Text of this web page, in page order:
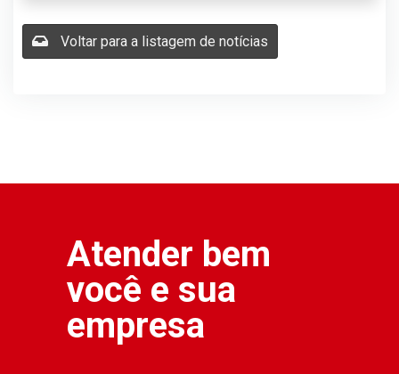
Voltar para a listagem de notícias
Atender bem
você e sua
empresa